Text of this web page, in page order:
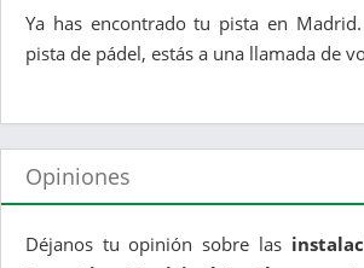
Ya has encontrado tu pista en
pista de pádel, estás a una llamada de
Opiniones
Déjanos tu opinión sobre las